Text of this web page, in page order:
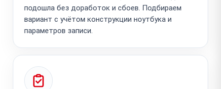
подошла без доработок и сбоев. Подбираем
вариант с учётом конструкции ноутбука и
параметров записи.